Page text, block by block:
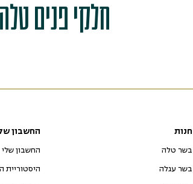
חלקי פנים טלה
חנות
בשר טלה
בשר עגלה
החשבון
החשבון שלי
היסטוריית